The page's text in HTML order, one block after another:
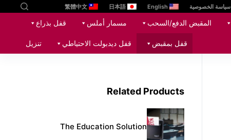
ا
ج
سياسة الخصوصية English
日本語
繁體中文
المقبض الدفع/السحب مسمار أملس قفل بذراع
قفل بمقبض قفل ديدبولت الاحتياطي تنزيل
Related Products
The Education Solution